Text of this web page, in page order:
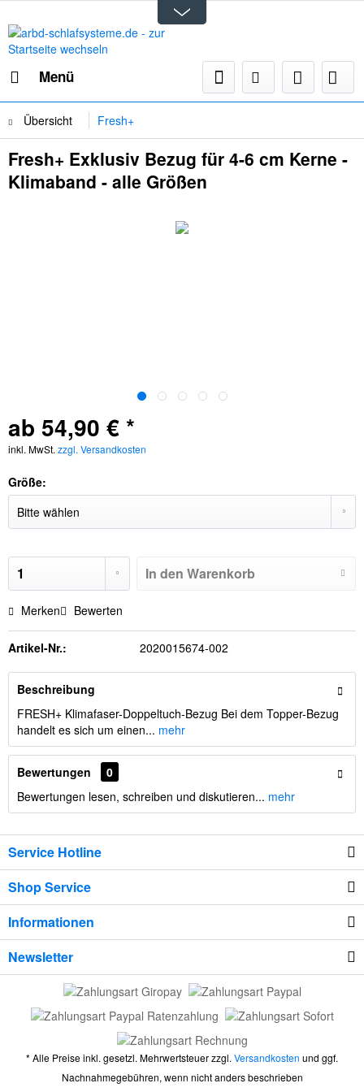
Menü
Übersicht Fresh+
Fresh+ Exklusiv Bezug für 4-6 cm Kerne -
Klimaband - alle Größen
ab 54,90 € *
inkl. MwSt. zzgl. Versandkosten
Größe:
In den Warenkorb
Merken Bewerten
Artikel-Nr.: 2020015674-002
Beschreibung
FRESH+ Klimafaser-Doppeltuch-Bezug Bei dem Topper-Bezug
handelt es sich um einen... mehr
Bewertungen
0
Bewertungen lesen, schreiben und diskutieren... mehr
Service Hotline
Shop Service
Informationen
Newsletter
* Alle Preise inkl. gesetzl. Mehrwertsteuer zzgl. Versandkosten und ggf.
Nachnahmegebühren, wenn nicht anders beschrieben